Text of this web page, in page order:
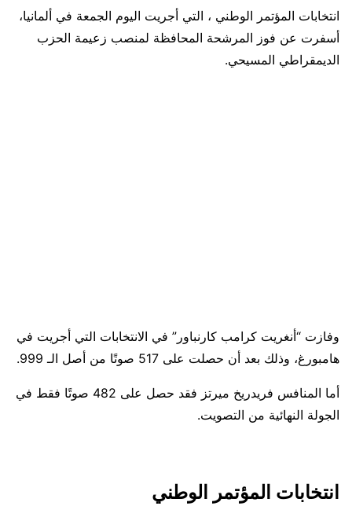
انتخابات المؤتمر الوطني ، التي أجريت اليوم الجمعة في ألمانيا،
أسفرت عن فوز المرشحة المحافظة لمنصب زعيمة الحزب
الديمقراطي المسيحي.
وفازت “أنغريت كرامب كارنباور” في الانتخابات التي أجريت في
هامبورغ، وذلك بعد أن حصلت على 517 صوتًا من أصل الـ 999.
أما المنافس فريدريخ ميرتز فقد حصل على 482 صوتًا فقط في
الجولة النهائية من التصويت.
انتخابات المؤتمر الوطني